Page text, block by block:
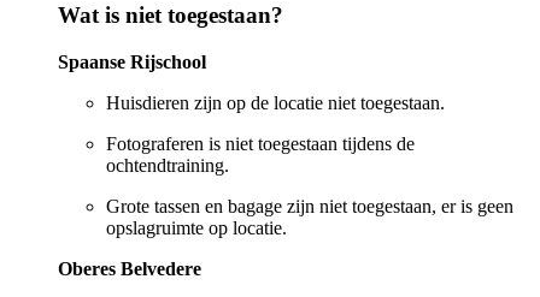
Wat is niet toegestaan?
Spaanse Rijschool
Huisdieren zijn op de locatie niet toegestaan.
Fotograferen is niet toegestaan tijdens de
ochtendtraining.
Grote tassen en bagage zijn niet toegestaan, er is geen
opslagruimte op locatie.
Oberes Belvedere